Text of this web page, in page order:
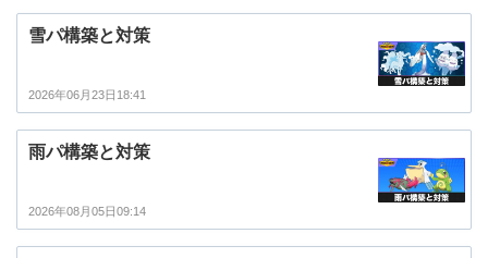
雪パ構築と対策
2026年06月23日18:41
雨パ構築と対策
2026年08月05日09:14